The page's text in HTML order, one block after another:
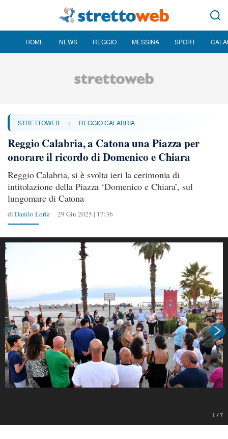
HOME NEWS REGGIO MESSINA SPORT
STRETTOWEB » REGGIO CALABRIA
Reggio Calabria, a Catona una Piazza per
onorare il ricordo di Domenico e Chiara
Reggio Calabria, si è svolta ieri la cerimonia di
intitolazione della Piazza ‘Domenico e Chiara’, sul
lungomare di Catona
di Danilo Loria 29 Giu 2025 | 17:36
1 /7